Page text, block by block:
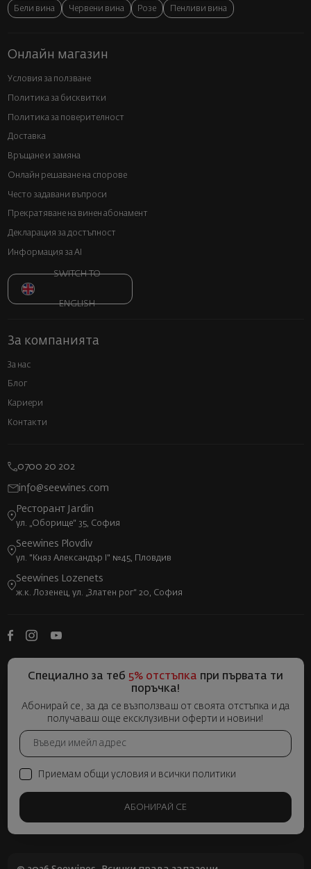
Бели вина Червени вина Розе Пенливи вина
Онлайн магазин
Условия за ползване
Политика за бисквитки
Политика за поверителност
Доставка
Връщане и замяна
Онлайн решаване на спорове
Често задавани въпроси
Прекратяване на винен абонамент
Декларация за достъпност
Информация за AI
SWITCH TO
ENGLISH
За компанията
За нас
Блог
Кариери
Контакти
0700 20 202
info@seewines.com
Ресторант Jardin
ул. „Оборище“ 35, София
Seewines Plovdiv
ул. "Княз Александър I" №45, Пловдив
Seewines Lozenets
ж.к. Лозенец, ул. „Златен рог“ 20, София
Специално за теб 5% отстъпка при първата ти
поръчка!
Абонирай се, за да се възползваш от своята отстъпка и да
получаваш още ексклузивни оферти и новини!
Приемам общи условия и всички политики
АБОНИРАЙ СЕ